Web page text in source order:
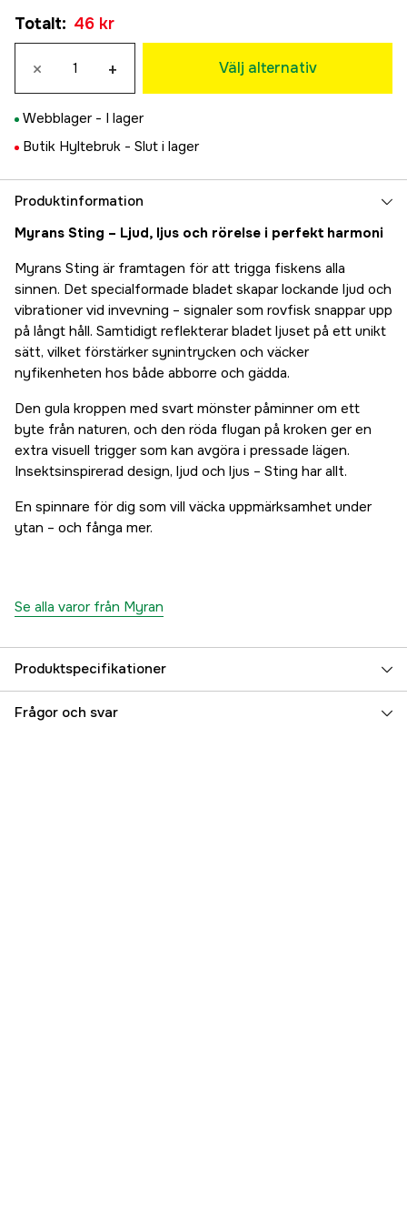
7 g
18 g
89 kr
79 kr
Koppar
79 kr
79 kr
69 kr
69 kr
69 kr
Totalt: 46 kr
× + Välj alternativ
Webblager - I lager
Butik Hyltebruk - Slut i lager
Produktinformation
Myrans Sting – Ljud, ljus och rörelse i perfekt harmoni
Myrans Sting är framtagen för att trigga fiskens alla
sinnen. Det specialformade bladet skapar lockande ljud och
vibrationer vid invevning – signaler som rovfisk snappar upp
på långt håll. Samtidigt reflekterar bladet ljuset på ett unikt
sätt, vilket förstärker synintrycken och väcker
nyfikenheten hos både abborre och gädda.
Den gula kroppen med svart mönster påminner om ett
byte från naturen, och den röda flugan på kroken ger en
extra visuell trigger som kan avgöra i pressade lägen.
Insektsinspirerad design, ljud och ljus – Sting har allt.
En spinnare för dig som vill väcka uppmärksamhet under
ytan – och fånga mer.
Se alla varor från Myran
Produktspecifikationer
Krokstorlek, drag 4
Frågor och svar